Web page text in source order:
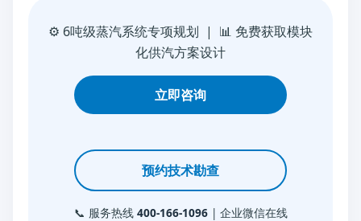
⚙️ 6吨级蒸汽系统专项规划 | 📊 免费获取模块
化供汽方案设计
立即咨询
预约技术勘查
📞 服务热线 400-166-1096| 企业微信在线